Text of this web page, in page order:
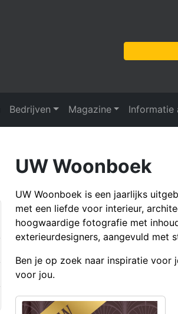
Bedrijven Magazine Informatie
UW Woonboek
UW Woonboek is een jaarlijks
met een liefde voor interieur,
hoogwaardige fotografie met
exterieurdesigners, aangevuld met
Ben je op zoek naar inspiratie
voor jou.